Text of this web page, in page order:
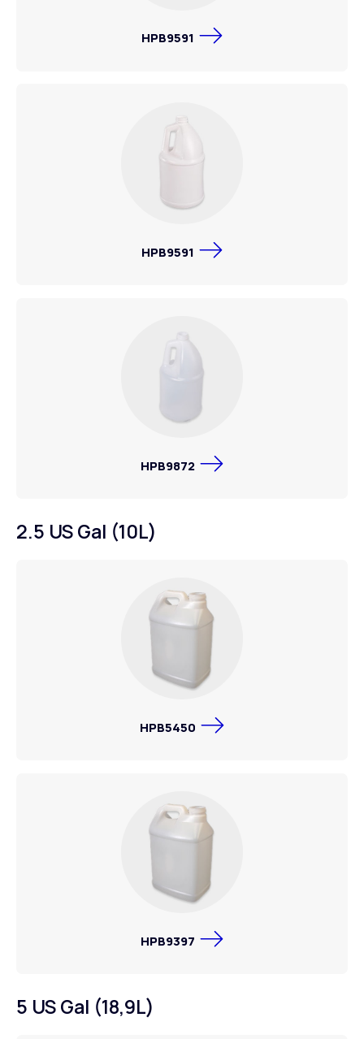
HPB9591
HPB9591
HPB9872
2.5 US Gal (10L)
HPB5450
HPB9397
5 US Gal (18,9L)